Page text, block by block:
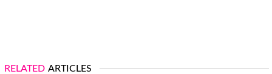
RELATED ARTICLES